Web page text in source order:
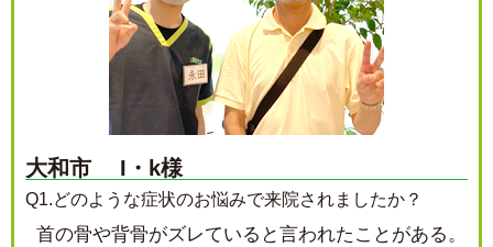
大和市 I・k様
Q1.どのような症状のお悩みで来院されましたか？
首の骨や背骨がズレていると言われたことがある。